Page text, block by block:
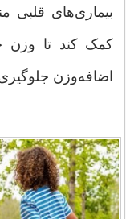
بیماری‌های قلبی
کمک کند تا وزن
اضافه‌وزن